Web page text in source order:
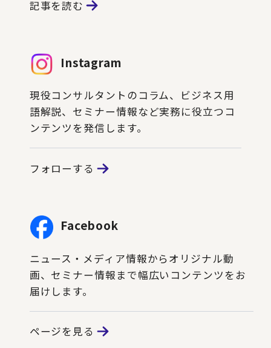
記事を読む
Instagram
現役コンサルタントのコラム、ビジネス用
語解説、セミナー情報など実務に役立つコ
ンテンツを発信します。
フォローする
Facebook
ニュース・メディア情報からオリジナル動
画、セミナー情報まで幅広いコンテンツをお
届けします。
ページを見る